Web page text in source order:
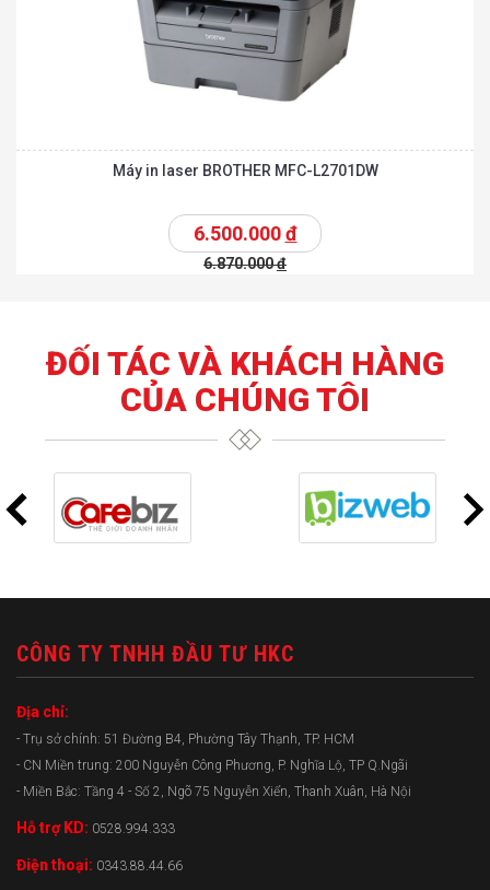
Máy in laser BROTHER MFC-L2701DW
6.500.000đ
6.870.000đ
ĐỐI TÁC VÀ KHÁCH HÀNG
CỦA CHÚNG TÔI
CÔNG TY TNHH ĐẦU TƯ HKC
Địa chỉ:
- Trụ sở chính: 51 Đường B4, Phường Tây Thạnh, TP. HCM
- CN Miền trung: 200 Nguyễn Công Phương, P. Nghĩa Lộ, TP Q.Ngãi
- Miền Bắc: Tầng 4 - Số 2, Ngõ 75 Nguyễn Xiển, Thanh Xuân, Hà Nội
Hỗ trợ KD: 0528.994.333
Điện thoại: 0343.88.44.66